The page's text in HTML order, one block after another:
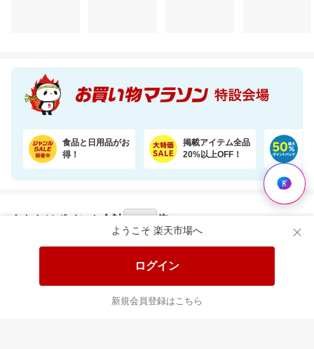
ようこそ 楽天市場へ
ログイン
新規会員登録はこちら
食品と日用品がお
得！
掲載アイテム全品
20%以上OFF！
あなたはポイント 合計 倍